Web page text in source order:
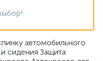
автомобильного
сидения Защита